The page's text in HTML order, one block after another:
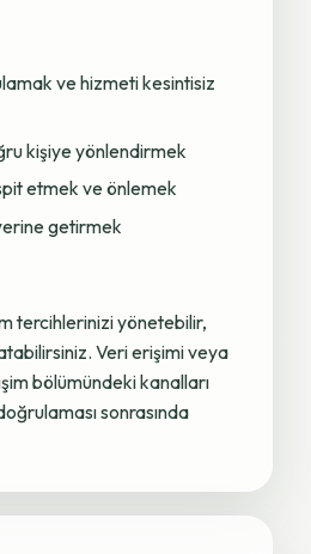
ve hizmeti kesintisiz
kişiye yönlendirmek
etmek ve önlemek
getirmek
tercihlerinizi yönetebilir,
Veri erişimi veya
bölümündeki kanalları
sonrasında